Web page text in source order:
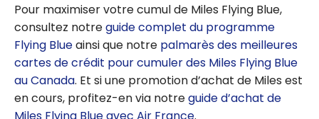
Pour maximiser votre cumul de Miles Flying Blue,
consultez notreguide complet du programme
Flying Blueainsi que notre palmarès des meilleures
cartes de crédit pour cumuler des Miles Flying Blue
au Canada. Et si une promotion d’achat de Miles est
en cours, profitez-en via notreguide d’achat de
Miles Flying Blue avec Air France.